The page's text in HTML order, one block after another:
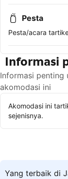
Pesta
Pesta/acara
Informasi
Informasi penting
akomodasi ini
Akomodasi ini
sejenisnya.
Yang terbaik di